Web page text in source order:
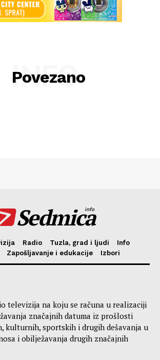
Povezano
INFO
Sedmica
info
Radio Tuzla, grad i ljudi
Info
Zapošljavanje i edukacije Izbori
televizija na koju se računa u realizaciji
značajnih datuma iz prošlosti
kulturnih, sportskih i drugih dešavanja u
i obilježavanja drugih značajnih